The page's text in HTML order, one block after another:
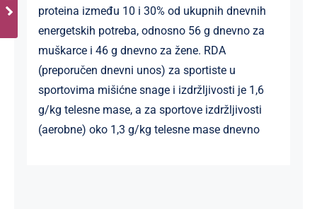
proteina između 10 i 30% od ukupnih dnevnih
energetskih potreba, odnosno 56 g dnevno za
muškarce i 46 g dnevno za žene. RDA
(preporučen dnevni unos) za sportiste u
sportovima mišićne snage i izdržljivosti je 1,6
g/kg telesne mase, a za sportove izdržljivosti
(aerobne) oko 1,3 g/kg telesne mase dnevno